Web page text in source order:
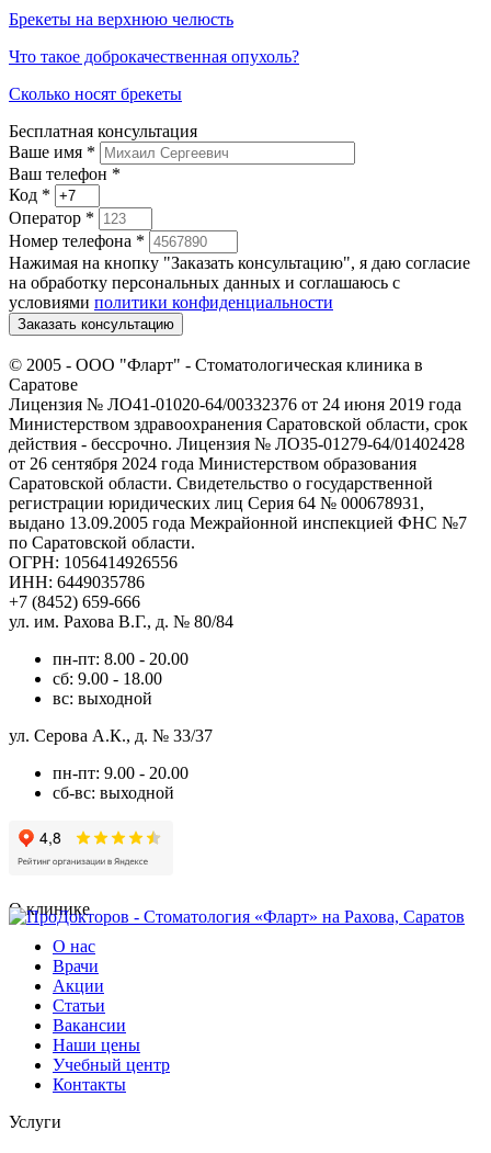
Брекеты на верхнюю челюсть
Что такое доброкачественная опухоль?
Сколько носят брекеты
Бесплатная консультация
Ваше имя *
Ваш телефон *
Код *
Оператор *
Номер телефона *
Нажимая на кнопку "Заказать консультацию", я даю согласие
на обработку персональных данных и соглашаюсь c
условиями политики конфиденциальности
Заказать консультацию
© 2005 - ООО "Фларт" - Стоматологическая клиника в
Саратове
Лицензия № ЛО41-01020-64/00332376 от 24 июня 2019 года
Министерством здравоохранения Саратовской области, срок
действия - бессрочно. Лицензия № ЛО35-01279-64/01402428
от 26 сентября 2024 года Министерством образования
Саратовской области. Свидетельство о государственной
регистрации юридических лиц Серия 64 № 000678931,
выдано 13.09.2005 года Межрайонной инспекцией ФНС №7
по Саратовской области.
ОГРН: 1056414926556
ИНН: 6449035786
+7 (8452) 659-666
ул. им. Рахова В.Г., д. № 80/84
пн-пт: 8.00 - 20.00
сб: 9.00 - 18.00
вс: выходной
ул. Серова А.К., д. № 33/37
пн-пт: 9.00 - 20.00
сб-вс: выходной
О клинике
О нас
Врачи
Акции
Статьи
Вакансии
Наши цены
Учебный центр
Контакты
Услуги